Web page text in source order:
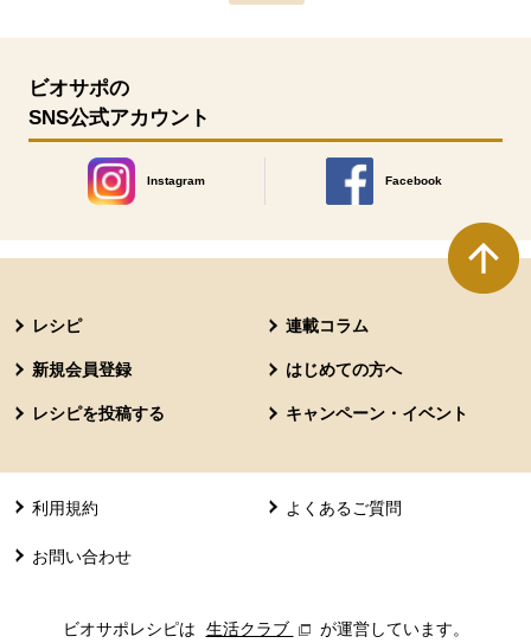
ビオサポの
SNS公式アカウント
Instagram
別のウィンドウで開きます。
Facebook
レシピ 連載コラム
新規会員登録 はじめての方へ
レシピを投稿する キャンペーン・イベント
利用規約 よくあるご質問
お問い合わせ
ビオサポレシピは 生活クラブ 別のウィンドウで開きます。
が運営しています。